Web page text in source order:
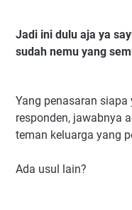
Jadi ini dulu aja ya
sudah nemu yang
Yang penasaran
responden, jawabnya
teman keluarga yang
Ada usul lain?